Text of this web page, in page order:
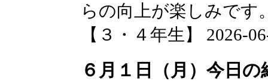
らの向上が楽しみです
【３・４年生】 2026-
６月１日（月）今日の